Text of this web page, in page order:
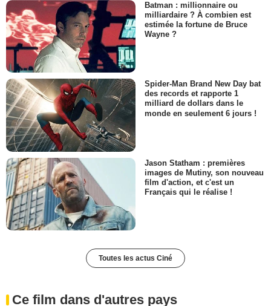
Batman : millionnaire ou
milliardaire ? À combien est
estimée la fortune de Bruce
Wayne ?
Spider-Man Brand New Day bat
des records et rapporte 1
milliard de dollars dans le
monde en seulement 6 jours !
Jason Statham : premières
images de Mutiny, son nouveau
film d'action, et c'est un
Français qui le réalise !
Toutes les actus Ciné
Ce film dans d'autres pays